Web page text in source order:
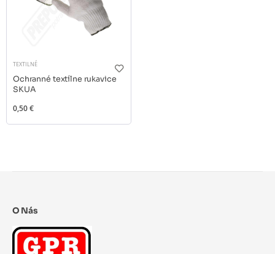
TEXTILNÉ
Ochranné textílne rukavice
SKUA
0,50 €
O Nás